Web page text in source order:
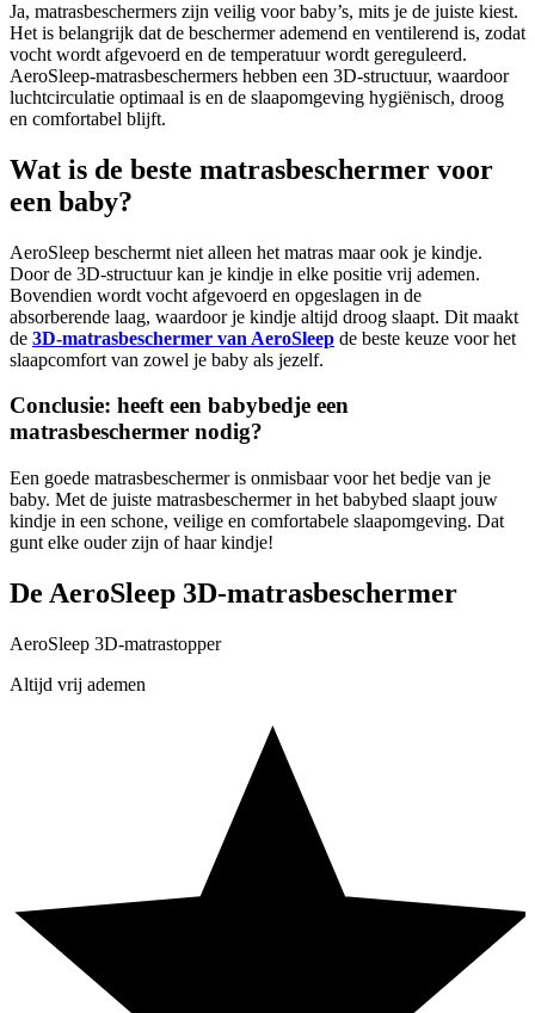
Ja, matrasbeschermers zijn veilig voor baby’s, mits je de juiste kiest.
Het is belangrijk dat de beschermer ademend en ventilerend is, zodat
vocht wordt afgevoerd en de temperatuur wordt gereguleerd.
AeroSleep-matrasbeschermers hebben een 3D-structuur, waardoor
luchtcirculatie optimaal is en de slaapomgeving hygiënisch, droog
en comfortabel blijft.
Wat is de beste matrasbeschermer voor
een baby?
AeroSleep beschermt niet alleen het matras maar ook je kindje.
Door de 3D-structuur kan je kindje in elke positie vrij ademen.
Bovendien wordt vocht afgevoerd en opgeslagen in de
absorberende laag, waardoor je kindje altijd droog slaapt. Dit maakt
de 3D-matrasbeschermer van AeroSleep de beste keuze voor het
slaapcomfort van zowel je baby als jezelf.
Conclusie: heeft een babybedje een
matrasbeschermer nodig?
Een goede matrasbeschermer is onmisbaar voor het bedje van je
baby. Met de juiste matrasbeschermer in het babybed slaapt jouw
kindje in een schone, veilige en comfortabele slaapomgeving. Dat
gunt elke ouder zijn of haar kindje!
De AeroSleep 3D-matrasbeschermer
AeroSleep 3D-matrastopper
Altijd vrij ademen